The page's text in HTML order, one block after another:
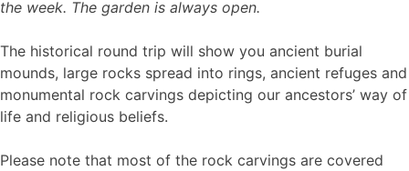
the week. The garden is always open.
The historical round trip will show you ancient burial
mounds, large rocks spread into rings, ancient refuges and
monumental rock carvings depicting our ancestors’ way of
life and religious beliefs.
Please note that most of the rock carvings are covered